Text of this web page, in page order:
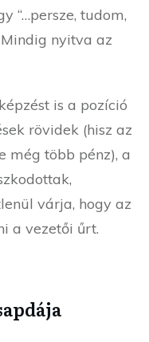
“…persze, tudom,
nyitva az
is a pozíció
rövidek (hisz az
még több pénz), a
várja, hogy az
a vezetői űrt.